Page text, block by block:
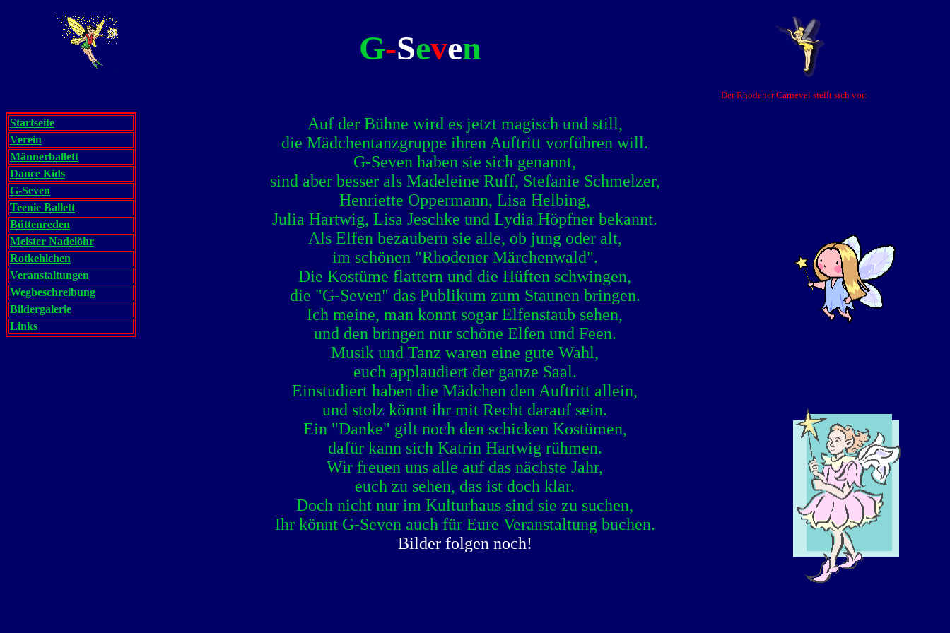
G-Seven
Der Rhodener Carneval stellt sich vor:
Startseite
Verein
Männerballett
Dance Kids
G-Seven
Teenie Ballett
Büttenreden
Meister Nadelöhr
Rotkehlchen
Veranstaltungen
Wegbeschreibung
Bildergalerie
Links
Auf der Bühne wird es jetzt magisch und still,
die Mädchentanzgruppe ihren Auftritt vorführen will.
G-Seven haben sie sich genannt,
sind aber besser als Madeleine Ruff, Stefanie Schmelzer,
Henriette Oppermann, Lisa Helbing,
Julia Hartwig, Lisa Jeschke und Lydia Höpfner bekannt.
Als Elfen bezaubern sie alle, ob jung oder alt,
im schönen "Rhodener Märchenwald".
Die Kostüme flattern und die Hüften schwingen,
die "G-Seven" das Publikum zum Staunen bringen.
Ich meine, man konnt sogar Elfenstaub sehen,
und den bringen nur schöne Elfen und Feen.
Musik und Tanz waren eine gute Wahl,
euch applaudiert der ganze Saal.
Einstudiert haben die Mädchen den Auftritt allein,
und stolz könnt ihr mit Recht darauf sein.
Ein "Danke" gilt noch den schicken Kostümen,
dafür kann sich Katrin Hartwig rühmen.
Wir freuen uns alle auf das nächste Jahr,
euch zu sehen, das ist doch klar.
Doch nicht nur im Kulturhaus sind sie zu suchen,
Ihr könnt G-Seven auch für Eure Veranstaltung buchen.
Bilder folgen noch!